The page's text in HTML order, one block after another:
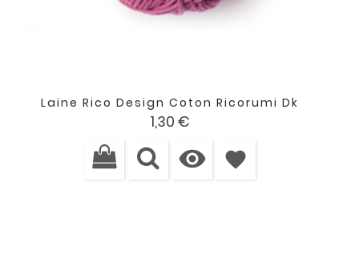
Laine Rico Design Coton Ricorumi Dk
Prix
1,30 €
 favorite